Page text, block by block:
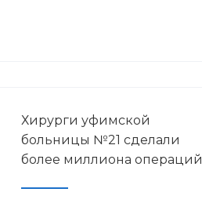
Хирурги уфимской
больницы №21 сделали
более миллиона операций